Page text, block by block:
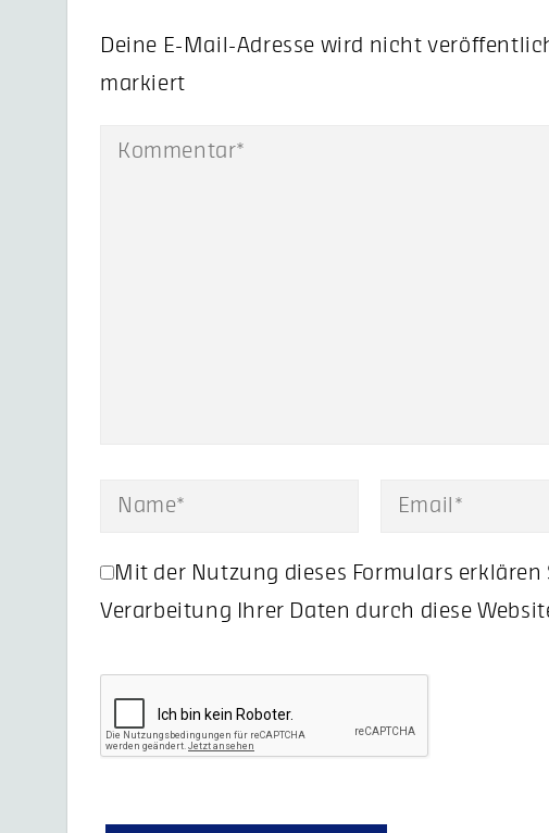
Deine E-Mail-Adresse wird nicht
markiert
Mit der Nutzung dieses Formulars
Verarbeitung Ihrer Daten durch diese